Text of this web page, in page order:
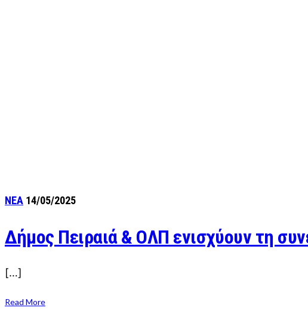
ΝΕΑ 14/05/2025
Δήμος Πειραιά & ΟΛΠ ενισχύουν τη
[…]
Read More